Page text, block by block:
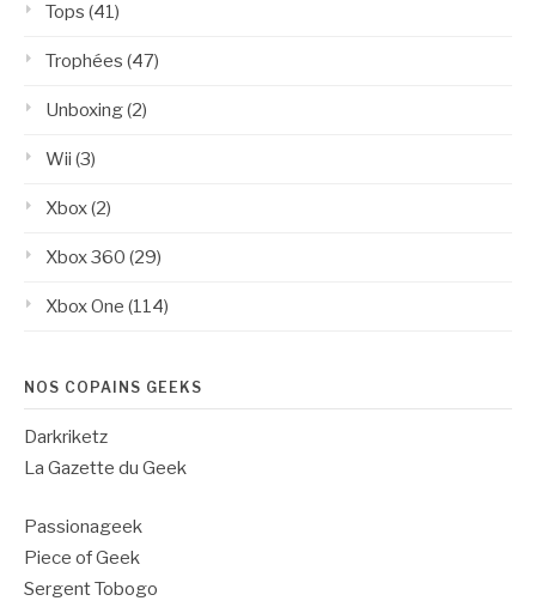
Tops (41)
Trophées (47)
Unboxing(2)
Wii (3)
Xbox(2)
Xbox 360 (29)
Xbox One (114)
NOS COPAINS GEEKS
Darkriketz
La Gazette du Geek
Passionageek
Piece of Geek
Sergent Tobogo